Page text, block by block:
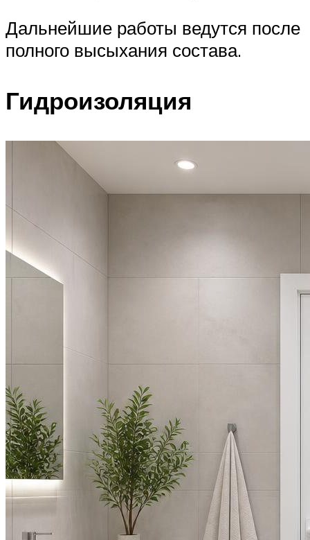
Дальнейшие работы ведутся после
полного высыхания состава.
Гидроизоляция